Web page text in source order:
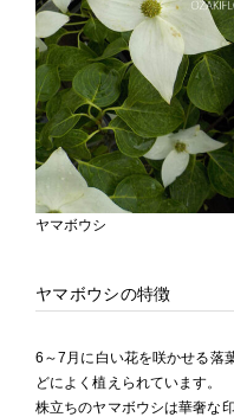
ヤマボウシ
ヤマボウシの特徴
6～7月に白い花を咲かせる落
どによく植えられています。
株立ちのヤマボウシは華奢な